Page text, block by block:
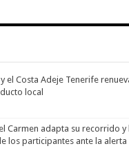
el Costa Adeje Tenerife
local
Carmen adapta su recorrido
los participantes ante la